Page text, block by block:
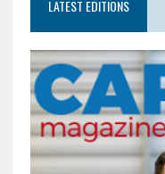
LATEST EDITIONS